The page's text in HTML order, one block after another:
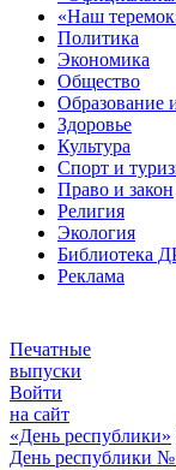
«Наш
Политика
Экономика
Общество
Образование
Здоровье
Культура
Спорт и
Право и закон
Религия
Экология
Библиотека
Реклама
Печатные
выпуски
Войти
на сайт
«День республики»
День республики №